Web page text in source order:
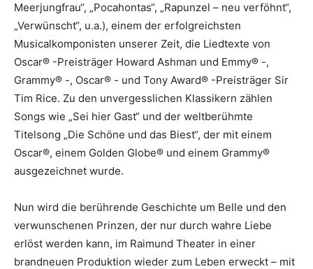
Meerjungfrau“, „Pocahontas“, „Rapunzel – neu verföhnt“,
„Verwünscht“, u.a.), einem der erfolgreichsten
Musicalkomponisten unserer Zeit, die Liedtexte von
Oscar® -Preisträger Howard Ashman und Emmy® -,
Grammy® -, Oscar® - und Tony Award® -Preisträger Sir
Tim Rice. Zu den unvergesslichen Klassikern zählen
Songs wie „Sei hier Gast“ und der weltberühmte
Titelsong „Die Schöne und das Biest“, der mit einem
Oscar®, einem Golden Globe® und einem Grammy®
ausgezeichnet wurde.
Nun wird die berührende Geschichte um Belle und den
verwunschenen Prinzen, der nur durch wahre Liebe
erlöst werden kann, im Raimund Theater in einer
brandneuen Produktion wieder zum Leben erweckt – mit